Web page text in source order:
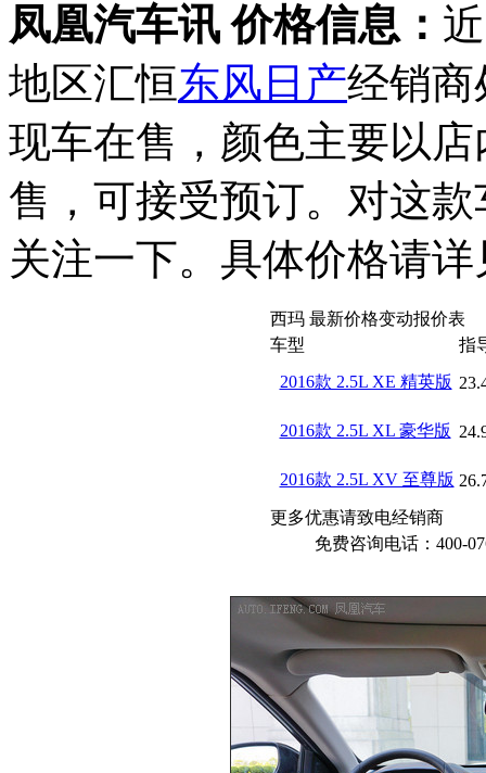
凤凰汽车讯 价格信息：
地区汇恒东风日产经销商
现车在售，颜色主要以
售，可接受预订。对这
关注一下。具体价格请
西玛 最新价格变动报价表
车型
指
2016款 2.5L XE 精英版
2016款 2.5L XL 豪华版
2016款 2.5L XV 至尊版
更多优惠请致电经销商
免费咨询电话：400-